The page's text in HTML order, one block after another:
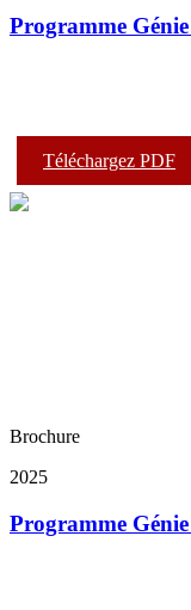
Programme
Téléchargez PDF
Brochure
2025
Programme